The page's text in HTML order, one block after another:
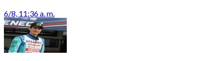
6/8, 11:36 a. m.